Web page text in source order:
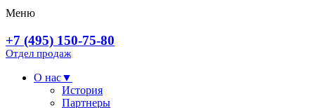
Меню
+7 (495) 150-75-80
Отдел продаж
О нас▼
История
Партнеры